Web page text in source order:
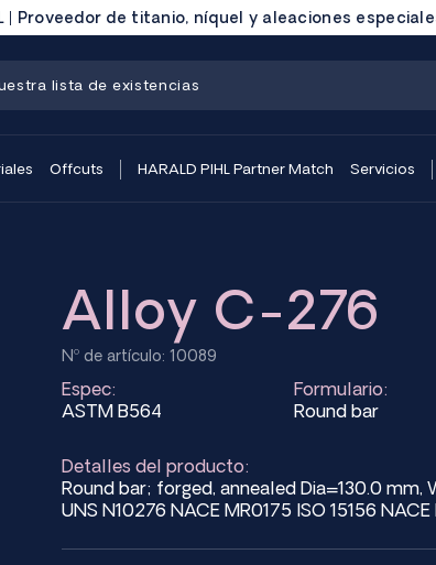
| Proveedor de titanio, níquel y aleaciones
Offcuts HARALD PIHL Partner Match Servicios
Alloy C-276
Nº de artículo: 10089
Espec:
ASTM B564
Formulario:
Round bar
Detalles del producto:
Round bar; forged, annealed Dia=130.0 mm,
UNS N10276 NACE MR0175 ISO 15156